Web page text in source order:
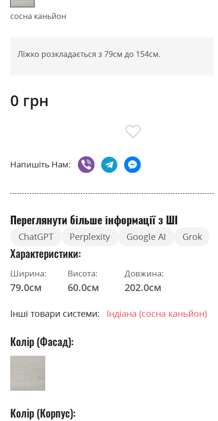
сосна каньйон
Ліжко розкладається з 79см до 154см.
0 грн
Напишіть Нам:
Переглянути більше інформації з ШІ
ChatGPT Perplexity Google AI Grok
Характеристики
Ширина:
79.0см
Висота:
60.0см
Довжина:
202.0см
Інші товари системи: Індіана (сосна каньйон)
Колір (Фасад):
Колір (Корпус):